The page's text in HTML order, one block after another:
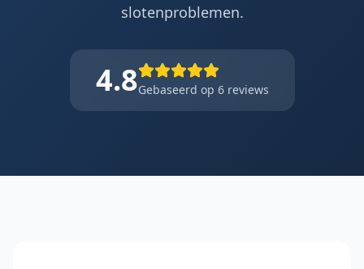
slotenproblemen.
4.8Gebaseerd op 6reviews